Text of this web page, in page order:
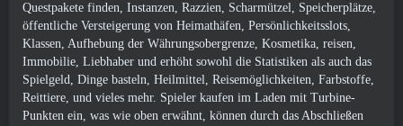
Questpakete finden, Instanzen, Razzien, Scharmützel, Speicherplätze,
öffentliche Versteigerung von Heimathäfen, Persönlichkeitsslots,
Klassen, Aufhebung der Währungsobergrenze, Kosmetika, reisen,
Immobilie, Liebhaber und erhöht sowohl die Statistiken als auch das
Spielgeld, Dinge basteln, Heilmittel, Reisemöglichkeiten, Farbstoffe,
Reittiere, und vieles mehr. Spieler kaufen im Laden mit Turbine-
Punkten ein, was wie oben erwähnt, können durch das Abschließen